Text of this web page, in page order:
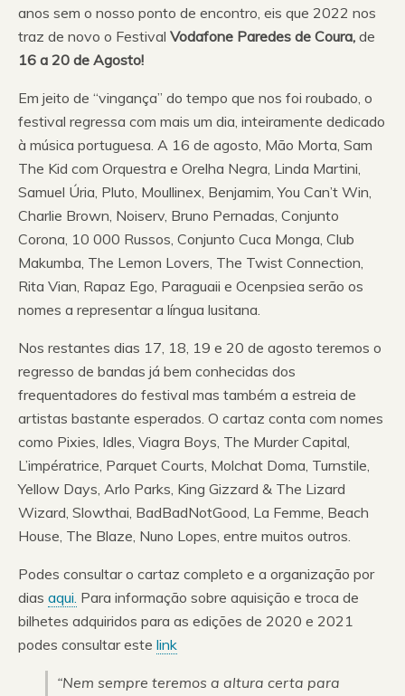
anos sem o nosso ponto de encontro, eis que 2022 nos
traz de novo o Festival Vodafone Paredes de Coura, de
16 a 20 de Agosto!
Em jeito de “vingança” do tempo que nos foi roubado, o
festival regressa com mais um dia, inteiramente dedicado
à música portuguesa. A 16 de agosto, Mão Morta, Sam
The Kid com Orquestra e Orelha Negra, Linda Martini,
Samuel Úria, Pluto, Moullinex, Benjamim, You Can’t Win,
Charlie Brown, Noiserv, Bruno Pernadas, Conjunto
Corona, 10 000 Russos, Conjunto Cuca Monga, Club
Makumba, The Lemon Lovers, The Twist Connection,
Rita Vian, Rapaz Ego, Paraguaii e Ocenpsiea serão os
nomes a representar a língua lusitana.
Nos restantes dias 17, 18, 19 e 20 de agosto teremos o
regresso de bandas já bem conhecidas dos
frequentadores do festival mas também a estreia de
artistas bastante esperados. O cartaz conta com nomes
como Pixies, Idles, Viagra Boys, The Murder Capital,
L’impératrice, Parquet Courts, Molchat Doma, Turnstile,
Yellow Days, Arlo Parks, King Gizzard & The Lizard
Wizard, Slowthai, BadBadNotGood, La Femme, Beach
House, The Blaze, Nuno Lopes, entre muitos outros.
Podes consultar o cartaz completo e a organização por
dias aqui. Para informação sobre aquisição e troca de
bilhetes adquiridos para as edições de 2020 e 2021
podes consultar este link
“Nem sempre teremos a altura certa para